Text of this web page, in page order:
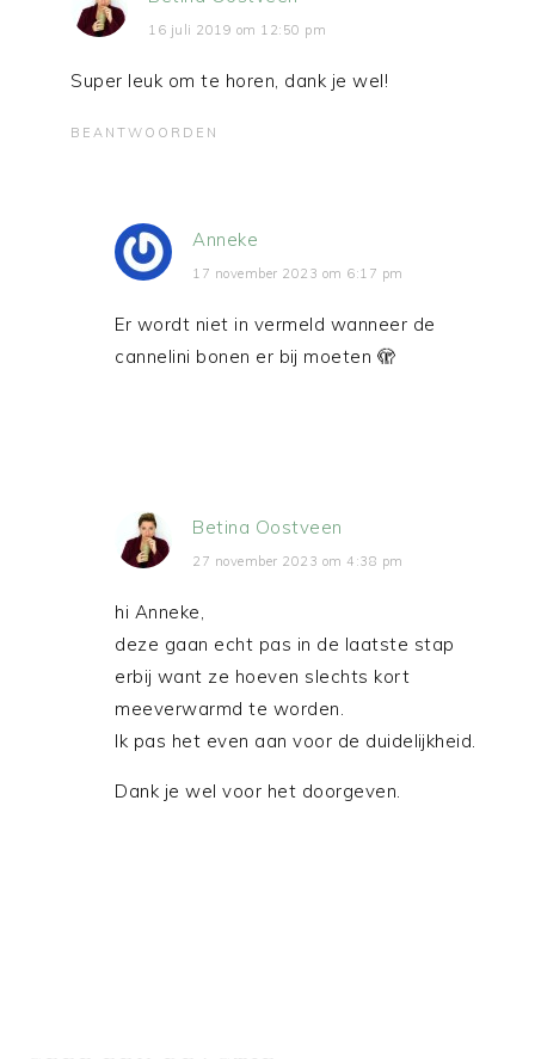
16 juli 2019 om 12:50 pm
Super leuk om te horen, dank je wel!
BEANTWOORDEN
Anneke
17 november 2023 om 6:17 pm
Er wordt niet in vermeld wanneer de
cannelini bonen er bij moeten 🫣
Betina Oostveen
27 november 2023 om 4:38 pm
hi Anneke,
deze gaan echt pas in de laatste stap
erbij want ze hoeven slechts kort
meeverwarmd te worden.
Ik pas het even aan voor de duidelijkheid.
Dank je wel voor het doorgeven.